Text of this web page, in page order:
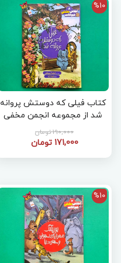
%10
کتاب فیلی که دوستش پروانه
شد از مجموعه انجمن مخفی
حیوانات 8
190,000 تومان
171,000 تومان
%10